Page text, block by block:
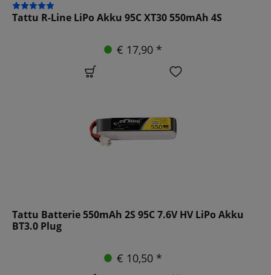
Tattu R-Line LiPo Akku 95C XT30 550mAh 4S
€ 17,90 *
Tattu Batterie 550mAh 2S 95C 7.6V HV LiPo Akku
BT3.0 Plug
€ 10,50 *